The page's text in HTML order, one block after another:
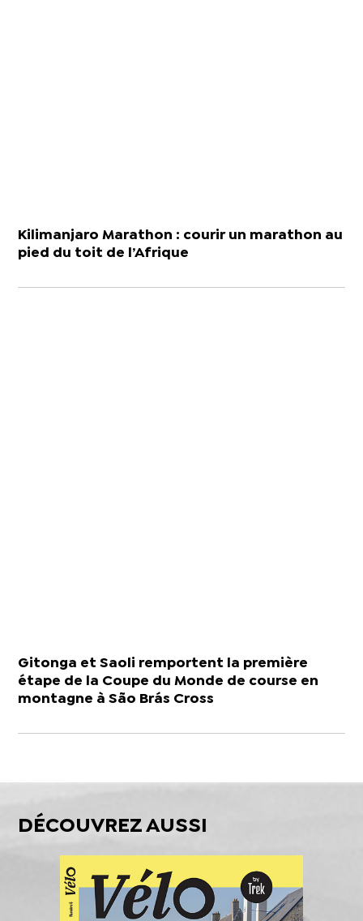
Kilimanjaro Marathon : courir un marathon au
pied du toit de l’Afrique
Gitonga et Saoli remportent la première
étape de la Coupe du Monde de course en
montagne à São Brás Cross
DÉCOUVREZ AUSSI